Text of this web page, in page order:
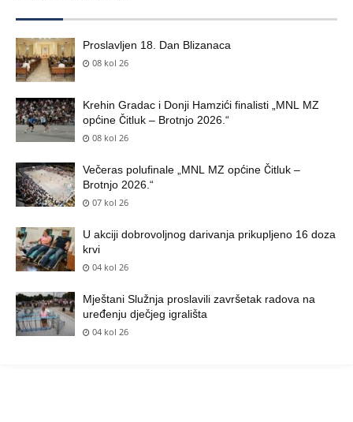
Proslavljen 18. Dan Blizanaca
08 kol 26
Krehin Gradac i Donji Hamzići finalisti „MNL MZ
općine Čitluk – Brotnjo 2026.“
08 kol 26
Večeras polufinale „MNL MZ općine Čitluk –
Brotnjo 2026.“
07 kol 26
U akciji dobrovoljnog darivanja prikupljeno 16 doza
krvi
04 kol 26
Mještani Služnja proslavili završetak radova na
uređenju dječjeg igrališta
04 kol 26